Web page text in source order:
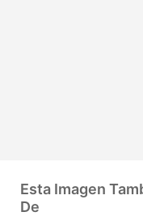
Esta Imagen
De